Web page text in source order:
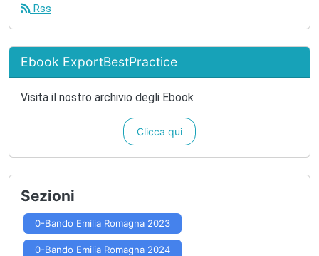
Rss
Ebook ExportBestPractice
Visita il nostro archivio degli Ebook
Clicca qui
Sezioni
0-Bando Emilia Romagna 2023
0-Bando Emilia Romagna 2024